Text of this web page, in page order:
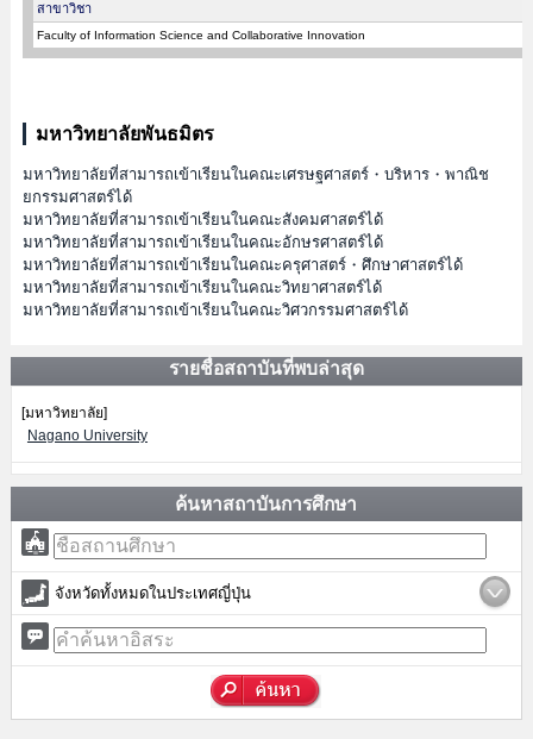
สาขาวิชา
Faculty of Information Science and Collaborative Innovation
มหาวิทยาลัยพันธมิตร
มหาวิทยาลัยที่สามารถเข้าเรียนในคณะเศรษฐศาสตร์・บริหาร・พาณิช
ยกรรมศาสตร์ได้
มหาวิทยาลัยที่สามารถเข้าเรียนในคณะสังคมศาสตร์ได้
มหาวิทยาลัยที่สามารถเข้าเรียนในคณะอักษรศาสตร์ได้
มหาวิทยาลัยที่สามารถเข้าเรียนในคณะครุศาสตร์・ศึกษาศาสตร์ได้
มหาวิทยาลัยที่สามารถเข้าเรียนในคณะวิทยาศาสตร์ได้
มหาวิทยาลัยที่สามารถเข้าเรียนในคณะวิศวกรรมศาสตร์ได้
รายชื่อสถาบันที่พบล่าสุด
[มหาวิทยาลัย]
Nagano University
ค้นหาสถาบันการศึกษา
จังหวัดทั้งหมดในประเทศญี่ปุ่น